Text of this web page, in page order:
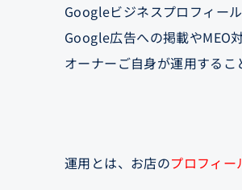
Googleビジネスプロフィー
Google広告への掲載やMEO
オーナーご自身が運用するこ
運用とは、お店のプロフィ